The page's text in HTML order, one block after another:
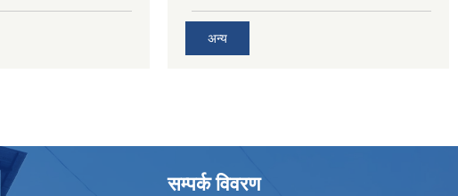
अन्य
सम्पर्क विवरण